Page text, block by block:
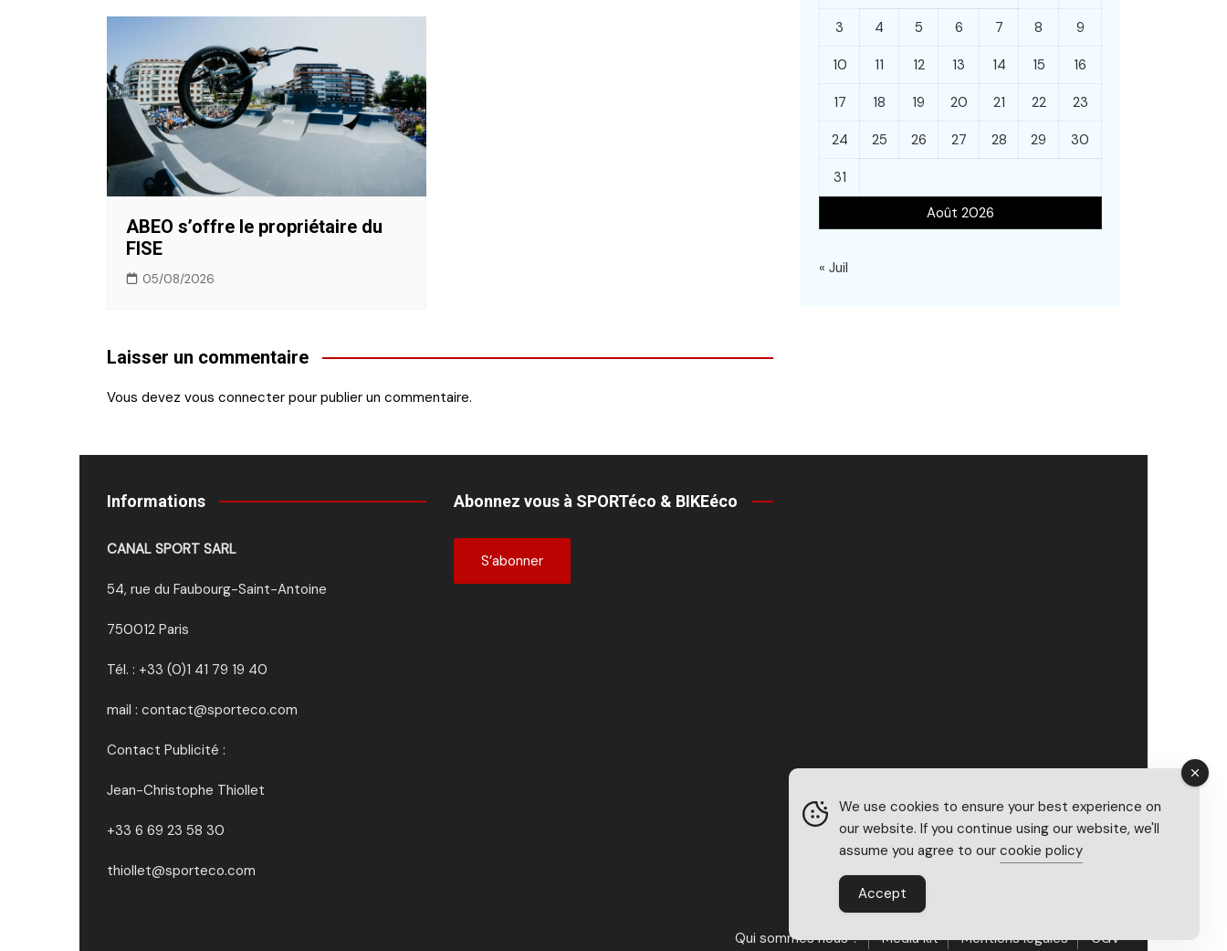
ABEO s’offre le propriétaire du
FISE
05/08/2026
Laisser un commentaire
Vous devez vous connecter pour publier un commentaire.
Août 2026
3 4 5 6 7 8 9
10 11 12 13 14 15 16
17 18 19 20 21 22 23
24 25 26 27 28 29 30
31
« Juil
Informations
CANAL SPORT SARL
54, rue du Faubourg-Saint-Antoine
750012 Paris
Tél. : +33 (0)1 41 79 19 40
mail : contact@sporteco.com
Contact Publicité :
Jean-Christophe Thiollet
+33 6 69 23 58 30
thiollet@sporteco.com
Abonnez vous à SPORTéco & BIKEéco
S’abonner
Qui sommes nous ? Média kit Mentions légales CGV
We use cookies to ensure your best experience on
our website. If you continue using our website, we'll
assume you agree to our cookie policy
Accept